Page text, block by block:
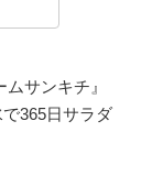
サンキチ』
365日サラダ